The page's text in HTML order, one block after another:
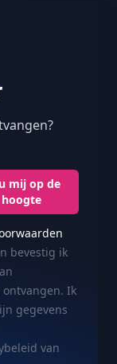
mij op de
hoogte
bevestig ik
ontvangen. Ik
gegevens
van